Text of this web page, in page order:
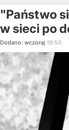
"Państwo
w sieci po
Dodano: wczoraj 19:50